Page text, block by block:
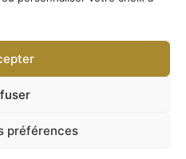
préférences
Tous droits réservés ·
·Mentions légales